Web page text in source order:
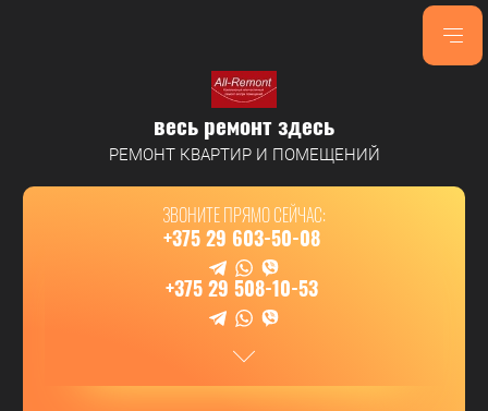
весь ремонт здесь
РЕМОНТ КВАРТИР И ПОМЕЩЕНИЙ
ЗВОНИТЕ ПРЯМО СЕЙЧАС:
+375 29 603-50-08
+375 29 508-10-53